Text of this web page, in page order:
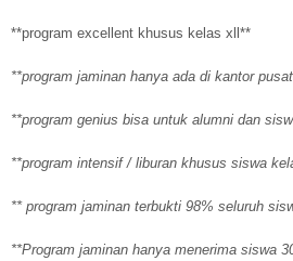
**program excellent khusus kelas xll**
**program jaminan hanya ada di kantor
**program genius bisa untuk alumni dan
**program intensif / liburan khusus siswa
** program jaminan terbukti 98% seluruh
**Program jaminan hanya menerima siswa